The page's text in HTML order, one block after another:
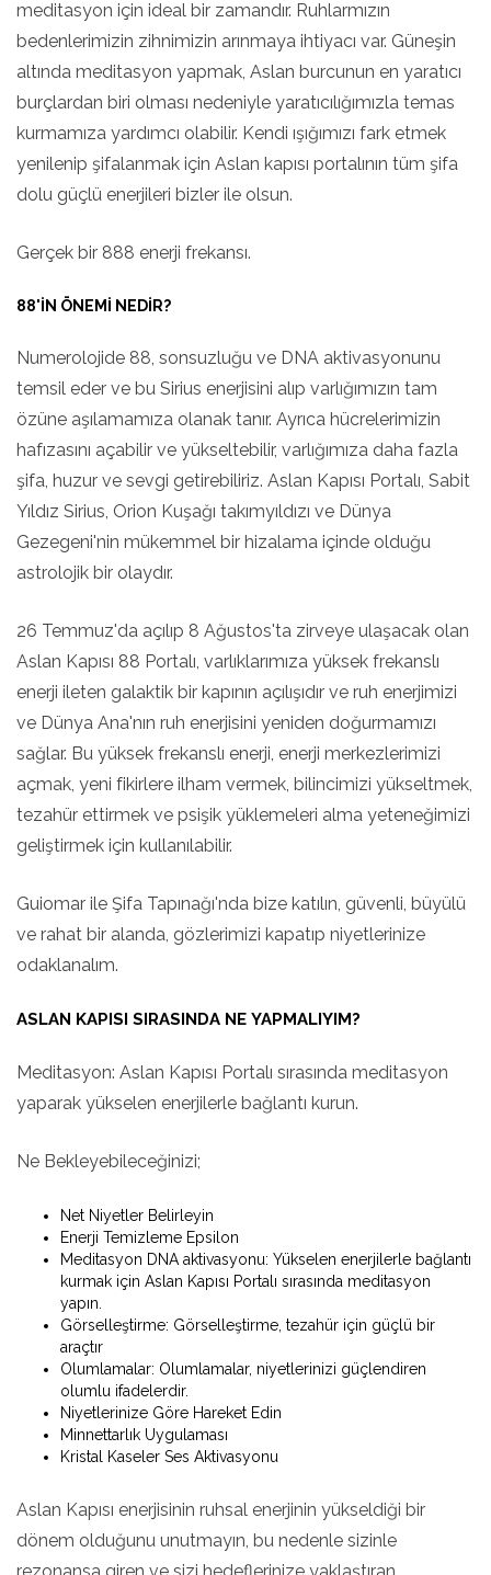
meditasyon için ideal bir zamandır. Ruhlarmızın
bedenlerimizin zihnimizin arınmaya ihtiyacı var. Güneşin
altında meditasyon yapmak, Aslan burcunun en yaratıcı
burçlardan biri olması nedeniyle yaratıcılığımızla temas
kurmamıza yardımcı olabilir. Kendi ışığımızı fark etmek
yenilenip şifalanmak için Aslan kapısı portalının tüm şifa
dolu güçlü enerjileri bizler ile olsun.
Gerçek bir 888 enerji frekansı.
88'IN ÖNEMI NEDIR?
Numerolojide 88, sonsuzluğu ve DNA aktivasyonunu
temsil eder ve bu Sirius enerjisini alıp varlığımızın tam
özüne aşılamamıza olanak tanır. Ayrıca hücrelerimizin
hafızasını açabilir ve yükseltebilir, varlığımıza daha fazla
şifa, huzur ve sevgi getirebiliriz. Aslan Kapısı Portalı, Sabit
Yıldız Sirius, Orion Kuşağı takımyıldızı ve Dünya
Gezegeni'nin mükemmel bir hizalama içinde olduğu
astrolojik bir olaydır.
26 Temmuz'da açılıp 8 Ağustos'ta zirveye ulaşacak olan
Aslan Kapısı 88 Portalı, varlıklarımıza yüksek frekanslı
enerji ileten galaktik bir kapının açılışıdır ve ruh enerjimizi
ve Dünya Ana'nın ruh enerjisini yeniden doğurmamızı
sağlar. Bu yüksek frekanslı enerji, enerji merkezlerimizi
açmak, yeni fikirlere ilham vermek, bilincimizi yükseltmek,
tezahür ettirmek ve psişik yüklemeleri alma yeteneğimizi
geliştirmek için kullanılabilir.
Guiomar ile Şifa Tapınağı'nda bize katılın, güvenli, büyülü
ve rahat bir alanda, gözlerimizi kapatıp niyetlerinize
odaklanalım.
ASLAN KAPISI SIRASINDA NE YAPMALIYIM?
Meditasyon: Aslan Kapısı Portalı sırasında meditasyon
yaparak yükselen enerjilerle bağlantı kurun.
Ne Bekleyebileceğinizi;
Net Niyetler Belirleyin
Enerji Temizleme Epsilon
Meditasyon DNA aktivasyonu: Yükselen enerjilerle bağlantı
kurmak için Aslan Kapısı Portalı sırasında meditasyon
yapın.
Görselleştirme: Görselleştirme, tezahür için güçlü bir
araçtır
Olumlamalar: Olumlamalar, niyetlerinizi güçlendiren
olumlu ifadelerdir.
Niyetlerinize Göre Hareket Edin
Minnettarlık Uygulaması
Kristal Kaseler Ses Aktivasyonu
Aslan Kapısı enerjisinin ruhsal enerjinin yükseldiği bir
dönem olduğunu unutmayın, bu nedenle sizinle